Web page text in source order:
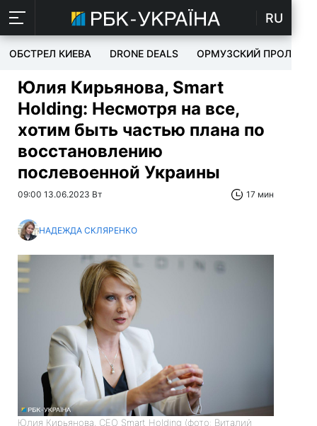
RU
ОБСТРЕЛ КИЕВА DRONE DEALS ОРМУЗСКИЙ ПРОЛИВ
Юлия Кирьянова, Smart
Holding: Несмотря на все,
хотим быть частью плана по
восстановлению
послевоенной Украины
09:00 13.06.2023 Вт 17 мин
НАДЕЖДА СКЛЯРЕНКО
Юлия Кирьянова, СЕО Smart Holding (фото: Виталий